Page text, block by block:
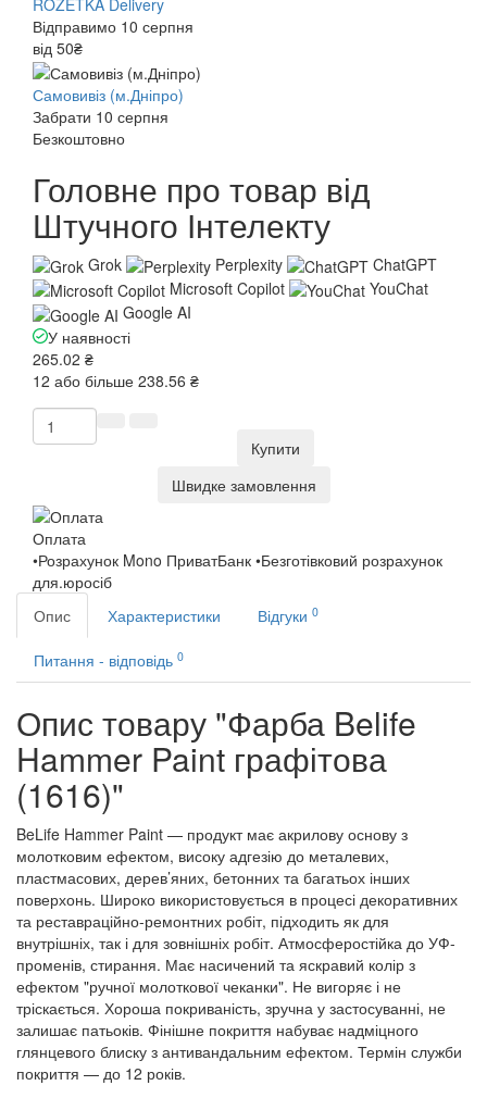
ROZETKA Delivery
Відправимо 10 серпня
від 50₴
Самовивіз (м.Дніпро)
Забрати 10 серпня
Безкоштовно
Головне про товар від
Штучного Інтелекту
Grok Perplexity
ChatGPT
Microsoft Copilot
YouChat
Google AI
У наявності
265.02 ₴
12 або більше 238.56 ₴
Купити
Швидке замовлення
Оплата
•Розрахунок Mono ПриватБанк •Безготівковий розрахунок
для.юросіб
Опис
Характеристики Відгуки 0
Питання - відповідь 0
Опис товару "Фарба Belife
Hammer Paint графітова
(1616)"
BeLife Hammer Paint — продукт має акрилову основу з
молотковим ефектом, високу адгезію до металевих,
пластмасових, дерев’яних, бетонних та багатьох інших
поверхонь. Широко використовується в процесі декоративних
та реставраційно-ремонтних робіт, підходить як для
внутрішніх, так і для зовнішніх робіт. Атмосферостійка до УФ-
променів, стирання. Має насичений та яскравий колір з
ефектом "ручної молоткової чеканки". Не вигоряє і не
тріскається. Хороша покриваність, зручна у застосуванні, не
залишає патьоків. Фінішне покриття набуває надміцного
глянцевого блиску з антивандальним ефектом. Термін служби
покриття — до 12 років.